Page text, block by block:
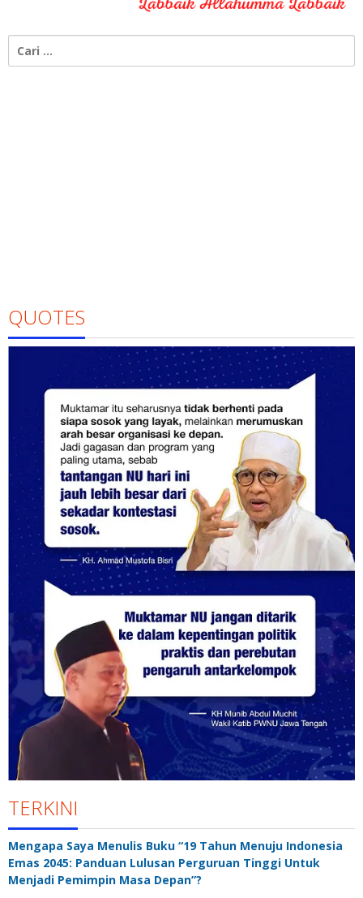
untuk:
QUOTES
TERKINI
Mengapa Saya Menulis Buku “19 Tahun Menuju Indonesia
Emas 2045: Panduan Lulusan Perguruan Tinggi Untuk
Menjadi Pemimpin Masa Depan”?